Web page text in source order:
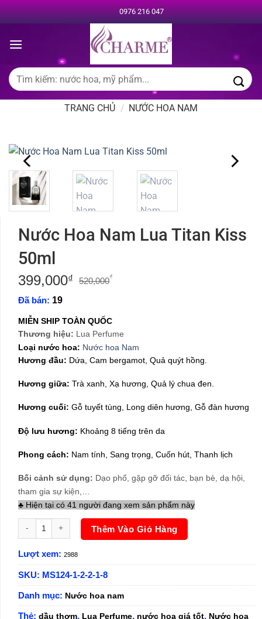
Chuyển
đến
dung
0976 216 047
Tìm
kiếm:
TRANG CHỦ / NƯỚC HOA NAM
-23%
Nước Hoa Nam Lua Titan Kiss
50ml
520,000₫
399,000₫
Đã bán: 19
MIỄN SHIP TOÀN QUỐC
Thương hiệu: Lua Perfume
Loại nước hoa: Nước hoa Nam
Hương đầu: Dứa, Cam bergamot, Quả quýt hồng.
Hương giữa: Trà xanh, Xạ hương, Quả lý chua đen.
Hương cuối: Gỗ tuyết tùng, Long diên hương, Gỗ đàn hương
Độ lưu hương: Khoảng 8 tiếng trên da
Phong cách: Nam tính, Sang trọng, Cuốn hút, Thanh lịch
Bối cảnh sử dụng: Dạo phố, gặp gỡ đối tác, bạn bè, dạ hội,
tham gia sự kiện,…
♣ Hiện tại có 41 người đang xem sản phẩm này
Nước Hoa Nam Lua Titan Kiss 50ml số lượng
Thêm Vào Giỏ Hàng
Lượt xem: 2988
SKU: MS124-1-2-2-1-8
Danh mục: Nước hoa nam
Thẻ: dầu thơm, Lua Perfume, nước hoa giá tốt, Nước hoa